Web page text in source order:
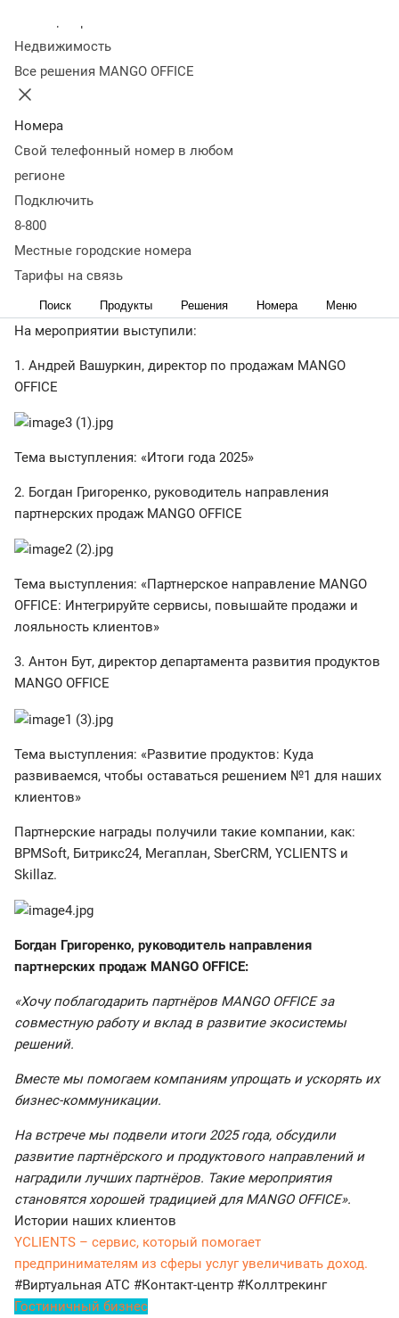
Недвижимость
Все решения MANGO OFFICE
Номера
Свой телефонный номер в любом
регионе
Подключить
8-800
Местные городские номера
Тарифы на связь
Поиск Продукты Решения Номера Меню
партнеров 2025 года
04 марта5 412
Событие Mango Fresh Partners прошло 5 февраля в
Москве.
Топ-менеджеры MANGO OFFICE провели встречу с
партнерами компании и подвели итоги 2025 года.
А также – наградили партнеров, которые внесли
ключевой вклад в развитие и продвижение на рынке
На мероприятии выступили:
1. Андрей Вашуркин, директор по продажам MANGO
OFFICE
Тема выступления: «Итоги года 2025»
2. Богдан Григоренко, руководитель направления
партнерских продаж MANGO OFFICE
Тема выступления: «Партнерское направление MANGO
OFFICE: Интегрируйте сервисы, повышайте продажи и
лояльность клиентов»
3. Антон Бут, директор департамента развития продуктов
MANGO OFFICE
Тема выступления: «Развитие продуктов: Куда
развиваемся, чтобы оставаться решением №1 для наших
клиентов»
Партнерские награды получили такие компании, как:
BPMSoft, Битрикс24, Мегаплан, SberCRM, YCLIENTS и
Skillaz.
Богдан Григоренко, руководитель направления
партнерских продаж MANGO OFFICE:
«Хочу поблагодарить партнёров MANGO OFFICE за
совместную работу и вклад в развитие экосистемы
решений.
Вместе мы помогаем компаниям упрощать и ускорять их
бизнес-коммуникации.
На встрече мы подвели итоги 2025 года, обсудили
развитие партнёрского и продуктового направлений и
наградили лучших партнёров. Такие мероприятия
становятся хорошей традицией для MANGO OFFICE».
Истории наших клиентов
YCLIENTS – сервис, который помогает
предпринимателям из сферы услуг увеличивать доход.
#Виртуальная АТС #Контакт-центр #Коллтрекинг
Гостиничный бизнес